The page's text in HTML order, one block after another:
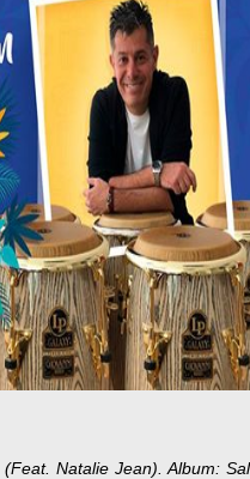
Natalie Jean). Album: